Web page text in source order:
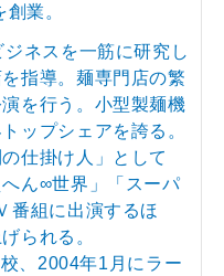
業。
ネスを一筋に研究し
指導。麺専門店の繁
を行う。小型製麺機
ップシェアを誇る。
仕掛け人」として
へん∞世界」「スーパ
番組に出演するほ
られる。
、2004年1月にラー